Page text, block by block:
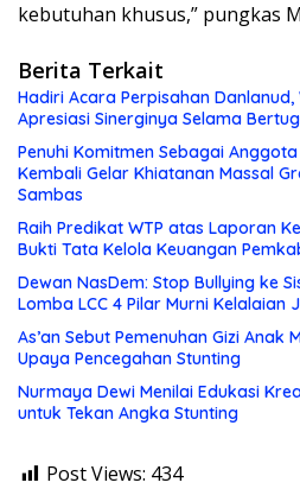
kebutuhan khusus,” pungkas
Berita Terkait
Hadiri Acara Perpisahan Danlanud,
Apresiasi Sinerginya Selama
Penuhi Komitmen Sebagai
Kembali Gelar Khiatanan Massal
Sambas
Raih Predikat WTP atas Laporan
Bukti Tata Kelola Keuangan
Dewan NasDem: Stop Bullying ke
Lomba LCC 4 Pilar Murni Kelalaian
As’an Sebut Pemenuhan Gizi Anak
Upaya Pencegahan Stunting
Nurmaya Dewi Menilai Edukasi
untuk Tekan Angka Stunting
Post Views: 434